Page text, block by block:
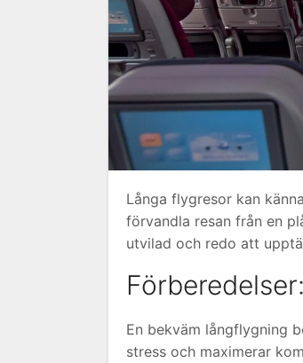
Långa flygresor kan
förvandla resan från en
utvilad och redo att
En bekväm långflygning
stress och maximerar